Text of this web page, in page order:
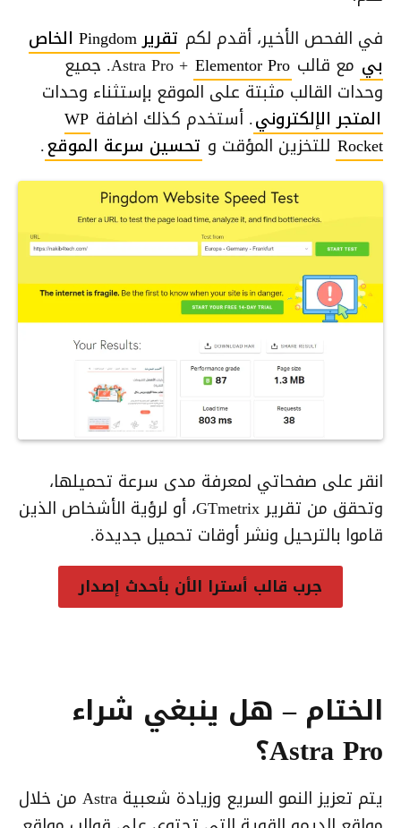
في الفحص الأخير، أقدم لكم
تقرير Pingdom الخاص
بي مع قالب Astra Pro + Elementor Pro
. جميع
وحدات القالب مثبتة على الموقع بإستثناء وحدات
المتجر الإلكتروني. أستخدم كذلك اضافة WP
Rocket للتخزين المؤقت و تحسين سرعة الموقع.
انقر على صفحاتي لمعرفة مدى سرعة تحميلها،
وتحقق من تقرير GTmetrix، أو لرؤية الأشخاص الذين
قاموا بالترحيل ونشر أوقات تحميل جديدة.
جرب قالب أسترا الأن بأحدث إصدار
الختام – هل ينبغي شراء
Astra Pro؟
يتم تعزيز النمو السريع وزيادة شعبية Astra من خلال